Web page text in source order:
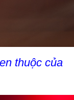
thuộc của